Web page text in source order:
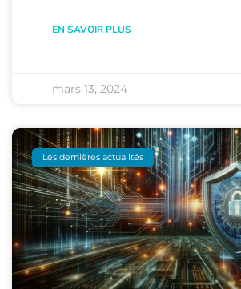
EN SAVOIR PLUS
mars 13, 2024
Les dernières actualités